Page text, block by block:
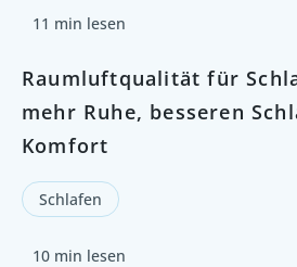
11 min lesen
Raumluftqualität für
mehr Ruhe, besseren
Komfort
Schlafen
10 min lesen